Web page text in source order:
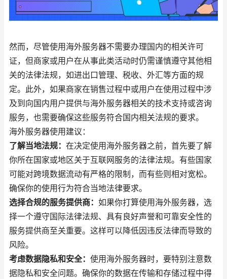
然而，尽管使用海外服务器不需要办理国内的相关许可
证，但商家或用户在从事此类活动时仍需谨慎遵守其他相
关的法律法规，如进出口管理、税收、外汇等方面的规
定。此外，如果商家在销售过程中或用户在使用过程中涉
及到向国内用户提供与海外服务器相关的技术支持或咨询
服务，也需要确保这些服务符合国内相关法规的要求。
海外服务器使用建议：
了解当地法规： 在决定使用海外服务器之前，首先要了解
你所在国家或地区关于互联网服务的法律法规。有些国家
可能对跨境数据流动有严格的限制，而有些则相对宽松。
确保你的使用行为符合当地法律要求。
选择合规的服务提供商： 如果你打算使用海外服务器，选
择一个遵守国际法律法规、具有良好声誉和可靠安全性的
服务提供商至关重要。这样可以降低因违反法律而导致的
风险。
考虑数据隐私和安全： 使用海外服务器时，要特别注意数
据隐私和安全问题。确保你的数据在传输和存储过程中得